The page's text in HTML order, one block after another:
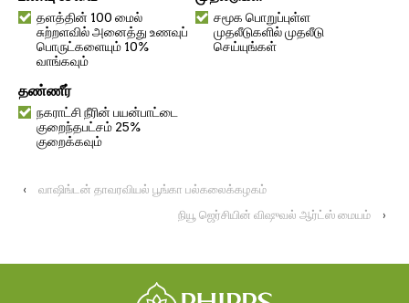
தளத்தின் 100 மைல்
சுற்றளவில் அனைத்து உணவுப்
பொருட்களையும் 10%
வாங்கவும்
சமூக பொறுப்புள்ள
முதலீடுகளில் முதலீடு
செய்யுங்கள்
தண்ணீர்
நகராட்சி நீரின் பயன்பாட்டை
குறைந்தபட்சம் 25%
குறைக்கவும்
‹
வாஷிங்டன் தாவரவியல் பூங்கா பல்கலைக்கழகம்
நியூ ஜெர்சியின் விஷுவல் ஆர்ட்ஸ் மையம்
›